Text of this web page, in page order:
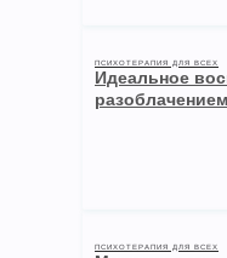
ПСИХОТЕРАПИЯ ДЛЯ ВСЕХ
Идеальное
разоблачением
ПСИХОТЕРАПИЯ ДЛЯ ВСЕХ